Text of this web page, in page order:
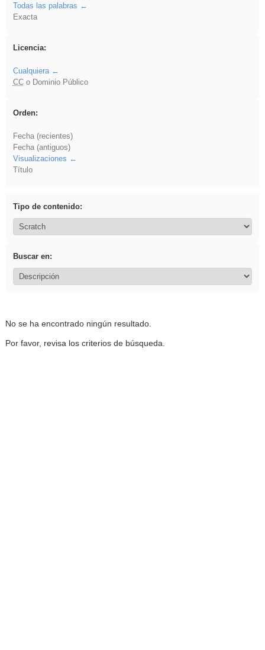
Todas las palabras
Exacta
Licencia:
Cualquiera
CCo Dominio Público
Orden:
Fecha (recientes)
Fecha (antiguos)
Visualizaciones
Título
Tipo de contenido:
Buscar en:
No se ha encontrado ningún resultado.
Por favor, revisa los criterios de búsqueda.